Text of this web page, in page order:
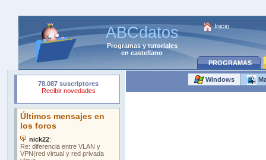
ABCdatos
Programasytutoriales
en castellano
Inicio
PROGRAMAS
Windows